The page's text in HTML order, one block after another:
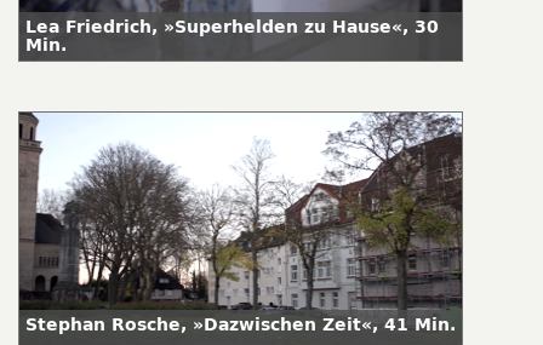
Lea Friedrich, »Superhelden zu Hause«, 30
Min.
Stephan Rosche, »Dazwischen Zeit«, 41 Min.